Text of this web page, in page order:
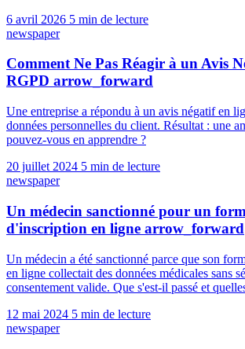
6 avril 2026 5 min de lecture
newspaper
Comment Ne Pas Réagir à un Avis
RGPD arrow_forward
Une entreprise a répondu à un avis négatif en
données personnelles du client. Résultat : une
pouvez-vous en apprendre ?
20 juillet 2024 5 min de lecture
newspaper
Un médecin sanctionné pour un
d'inscription en ligne arrow_forward
Un médecin a été sanctionné parce que son
en ligne collectait des données médicales sans
consentement valide. Que s'est-il passé et
12 mai 2024 5 min de lecture
newspaper